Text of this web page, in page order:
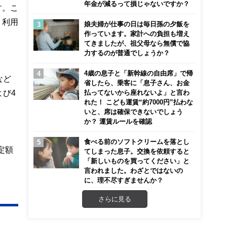
こ
用
ど
び4
額
年金が減るって損じゃないですか？
娘夫婦が仕事の日は毎日孫の夕飯を
作っています。家計への負担も増え
てきましたが、祖父母なら無償で協
力するのが普通でしょうか？
4歳の息子と「新幹線の自由席」で帰
省したら、乗客に「息子さん、お金
払ってないから座れないよ」と言わ
れた！ こども運賃“約7000円”払わな
いと、席は確保できないでしょう
か？ 運賃ルールを確認
食べる前のソフトクリームを落とし
てしまった息子。交換を依頼すると
「新しいものを買ってください」と
言われました。わざとではないの
に、理不尽すぎませんか？
さらに見る